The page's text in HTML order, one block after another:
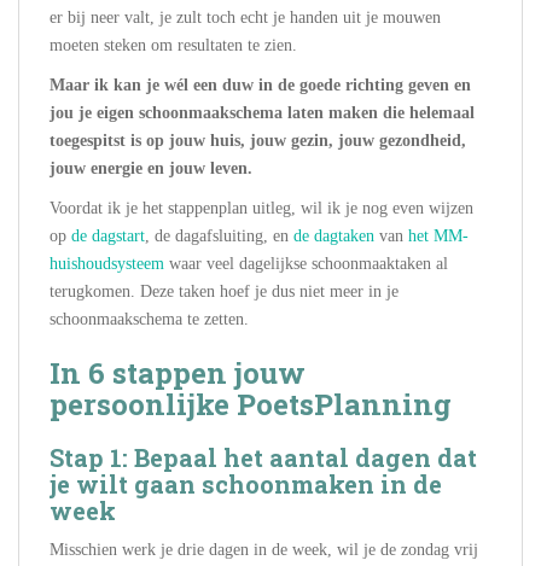
er bij neer valt, je zult toch echt je handen uit je mouwen
moeten steken om resultaten te zien.
Maar ik kan je wél een duw in de goede richting geven en
jou je eigen schoonmaakschema laten maken die helemaal
toegespitst is op jouw huis, jouw gezin, jouw gezondheid,
jouw energie en jouw leven.
Voordat ik je het stappenplan uitleg, wil ik je nog even wijzen
op de dagstart , de dagafsluiting, en de dagtaken van het MM-
huishoudsysteem waar veel dagelijkse schoonmaaktaken al
terugkomen. Deze taken hoef je dus niet meer in je
schoonmaakschema te zetten.
In 6 stappen jouw
persoonlijke PoetsPlanning
Stap 1: Bepaal het aantal dagen dat
je wilt gaan schoonmaken in de
week
Misschien werk je drie dagen in de week, wil je de zondag vrij